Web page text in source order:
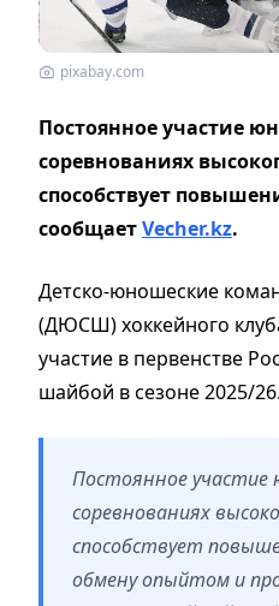
pixabay.com
Постоянное участие
соревнованиях
способствует
сообщаетVecher.kz.
Детско-юношеские
(ДЮСШ) хоккейного
участие в первенстве
шайбой в сезоне 2025/26.
Постоянное участие
соревнованиях
способствует
обмену опыйтом и